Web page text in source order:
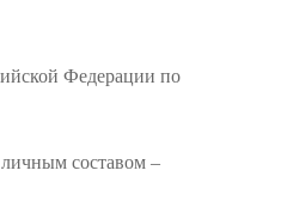
Федерации по
составом –